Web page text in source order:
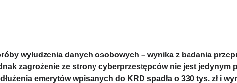
wyłudzenia danych osobowych – wynika z badania
zagrożenie ze strony cyberprzestępców nie jest jedynym
emerytów wpisanych do KRD spadła o 330 tys. zł i